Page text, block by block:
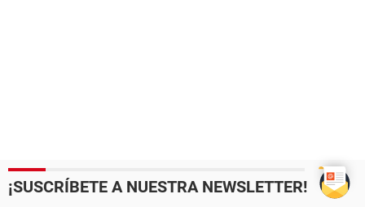
¡SUSCRÍBETE A NUESTRA NEWSLETTER!